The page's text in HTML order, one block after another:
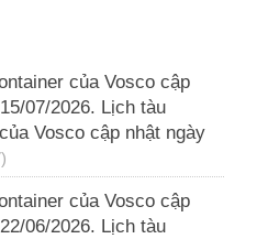
của Vosco cập
07/2026. Lịch tàu
Vosco cập nhật ngày
của Vosco cập
06/2026. Lịch tàu